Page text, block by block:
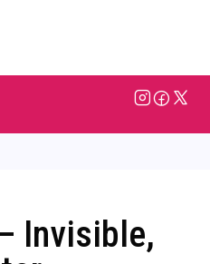
Invisible,